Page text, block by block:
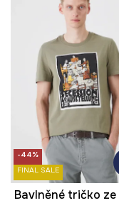
-44%
FINAL SALE